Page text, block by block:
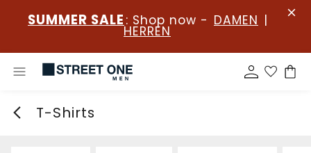
SUMMER SALE : Shop now - DAMEN |
HERREN
T-Shirts